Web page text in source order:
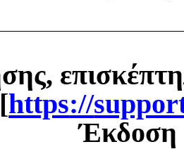
[https://
Έκδοση